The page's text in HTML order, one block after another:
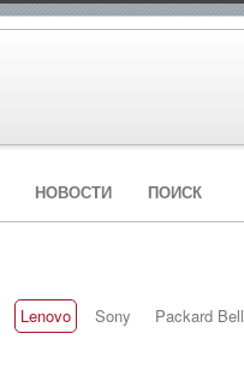
НОВОСТИ ПОИСК
Lenovo Sony Packard Bell